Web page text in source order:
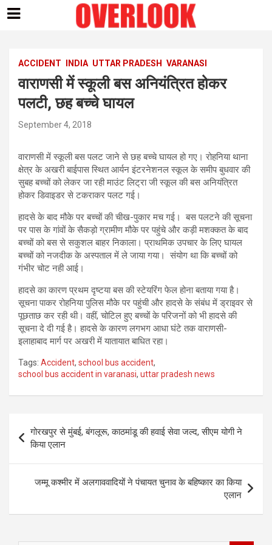
contentACCIDENT INDIA UTTAR PRADESH VARANASI
वाराणसी में स्कूली बस अनियंत्रित होकर
पलटी, छह बच्चे घायल
September 4, 2018
वाराणसी में स्कूली बस पलट जाने से छह बच्चे घायल हो गए। रोहनिया थाना
क्षेत्र के अखरी बाईपास स्थित आर्यन इंटरनेशनल स्कूल के समीप बुधवार की
सुबह बच्चों को लेकर जा रही माउंट लिट्रा जी स्कूल की बस अनियंत्रित
होकर डिवाइडर से टकराकर पलट गई।
हादसे के बाद मौके पर बच्चों की चीख-पुकार मच गई। बस पलटने की सूचना
पर पास के गांवों के सैकड़ो ग्रामीण मौके पर पहुंचे और कड़ी मशक्कत के बाद
बच्चों को बस से सकुशल बाहर निकाला। प्राथमिक उपचार के लिए घायल
बच्चों को नजदीक के अस्पताल में ले जाया गया। संयोग था कि बच्चों को
गंभीर चोट नही आई।
हादसे का कारण प्रथम दृष्टया बस की स्टेयरिंग फेल होना बताया गया है।
सूचना पाकर रोहनिया पुलिस मौके पर पहुंची और हादसे के संबंध में ड्राइवर से
पूछताछ कर रही थी। वहीं, चोटिल हुए बच्चों के परिजनों को भी हादसे की
सूचना दे दी गई है। हादसे के कारण लगभग आधा घंटे तक वाराणसी-
इलाहाबाद मार्ग पर अखरी में यातायात बाधित रहा।
Tags: Accident, school bus accident,
school bus accident in varanasi, uttar pradesh news
Post
navigation
गोरखपुर से मुंबई, बंगलूरू, काठमांडू की हवाई सेवा जल्द, सीएम योगी ने
किया एलान
जम्मू कश्मीर में अलगाववादियों ने पंचायत चुनाव के बहिष्कार का किया
एलान